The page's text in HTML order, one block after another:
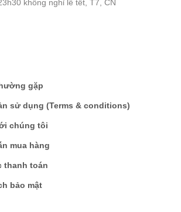
không nghỉ lễ tết, T7, CN
gặp
sử dụng (Terms & conditions)
chúng tôi
mua hàng
thanh toán
bảo mật